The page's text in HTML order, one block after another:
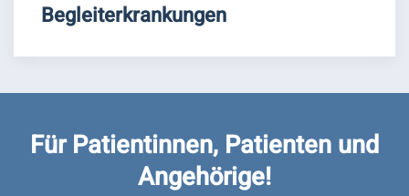
Begleiterkrankungen
Für Patientinnen, Patienten und
Angehörige!